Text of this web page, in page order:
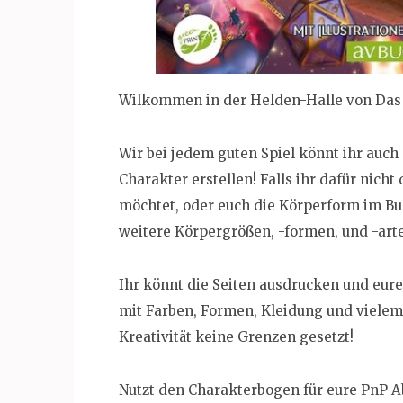
Wilkommen in der Helden-Halle von
Wir bei jedem guten Spiel könnt ihr
Charakter erstellen! Falls ihr dafür nicht
möchtet, oder euch die Körperform im
weitere Körpergrößen, -formen, und -
Ihr könnt die Seiten ausdrucken und
mit Farben, Formen, Kleidung und
Kreativität keine Grenzen gesetzt!
Nutzt den Charakterbogen für eure PnP